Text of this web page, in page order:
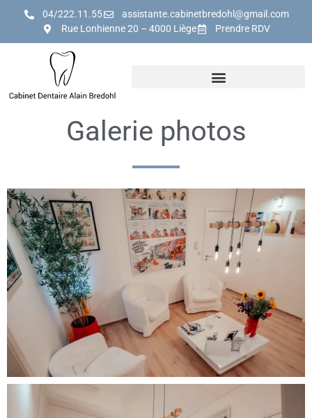
04/222.11.55
assistante.cabinetbredohl@gmail.com
Rue Lonhienne 20 – 4000 Liège
Prendre RDV
Galerie photos